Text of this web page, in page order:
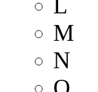
L
M
N